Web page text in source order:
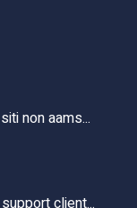
non aams...
client...